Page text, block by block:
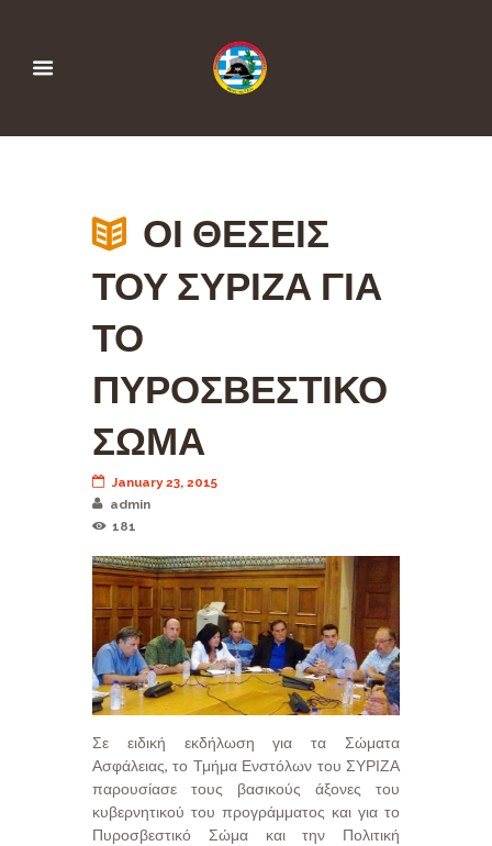
ΟΙ ΘΕΣΕΙΣ
ΤΟΥ ΣΥΡΙΖΑ ΓΙΑ
ΤΟ
ΠΥΡΟΣΒΕΣΤΙΚΟ
ΣΩΜΑ
January 23, 2015
admin
181
Σε ειδική εκδήλωση για τα Σώματα
Ασφάλειας, το Τμήμα Ενστόλων του ΣΥΡΙΖΑ
παρουσίασε τους βασικούς άξονες του
κυβερνητικού του προγράμματος και για το
Πυροσβεστικό Σώμα και την Πολιτική